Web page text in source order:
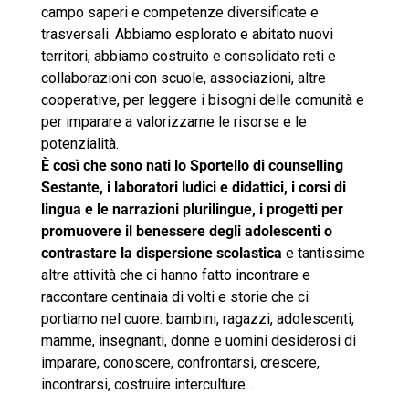
campo saperi e competenze diversificate e
trasversali. Abbiamo esplorato e abitato nuovi
territori, abbiamo costruito e consolidato reti e
collaborazioni con scuole, associazioni, altre
cooperative, per leggere i bisogni delle comunità e
per imparare a valorizzarne le risorse e le
potenzialità.
È così che sono nati lo Sportello di counselling
Sestante, i laboratori ludici e didattici, i corsi di
lingua e le narrazioni plurilingue, i progetti per
promuovere il benessere degli adolescenti o
contrastare la dispersione scolastica e tantissime
altre attività che ci hanno fatto incontrare e
raccontare centinaia di volti e storie che ci
portiamo nel cuore: bambini, ragazzi, adolescenti,
mamme, insegnanti, donne e uomini desiderosi di
imparare, conoscere, confrontarsi, crescere,
incontrarsi, costruire interculture…